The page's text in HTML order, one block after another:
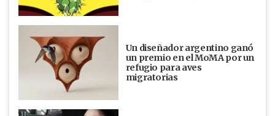
Un diseñador argentino ganó
un premio en el MoMA por un
refugio para aves
migratorias